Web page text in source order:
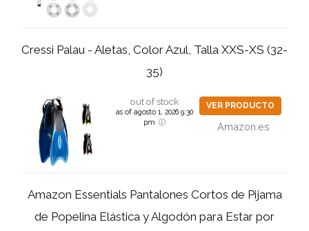
Cressi Palau - Aletas, Color Azul, Talla XXS-XS (32-
35)
out of stock
as of agosto 1, 2026 9:30
pm
VER PRODUCTO
Amazon.es
Amazon Essentials Pantalones Cortos de Pijama
de Popelina Elástica y Algodón para Estar por